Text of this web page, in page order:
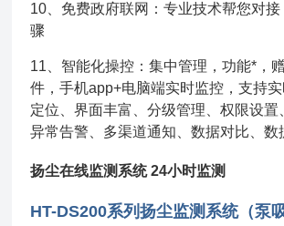
10、免费政府联网：专业技术帮您对
骤
11、智能化操控：集中管理，功能*，
件，手机app+电脑端实时监控，支持
定位、界面丰富、分级管理、权限设置
异常告警、多渠道通知、数据对比、数
扬尘在线监测系统 24小时监测
HT-DS200系列扬尘监测系统（泵